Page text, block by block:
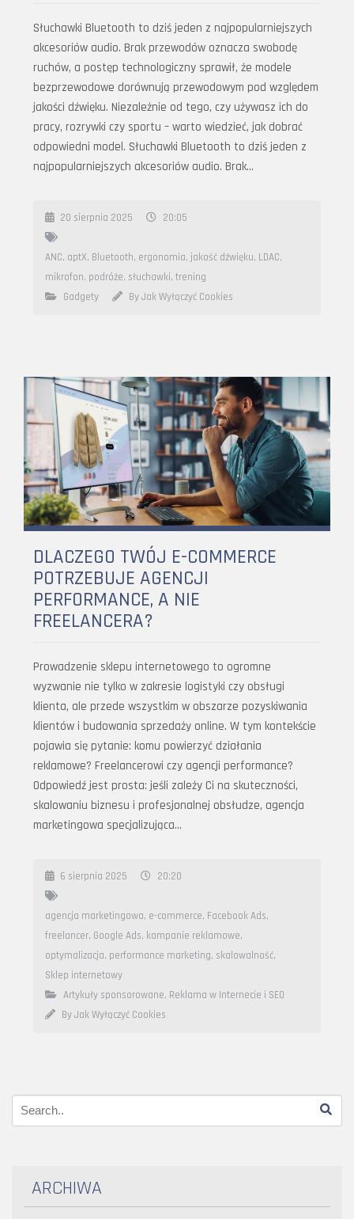
Słuchawki Bluetooth to dziś jeden z najpopularniejszych
akcesoriów audio. Brak przewodów oznacza swobodę
ruchów, a postęp technologiczny sprawił, że modele
bezprzewodowe dorównują przewodowym pod względem
jakości dźwięku. Niezależnie od tego, czy używasz ich do
pracy, rozrywki czy sportu – warto wiedzieć, jak dobrać
odpowiedni model. Słuchawki Bluetooth to dziś jeden z
najpopularniejszych akcesoriów audio. Brak…
20 sierpnia 2025 20:05
ANC, aptX, Bluetooth, ergonomia, jakość dźwięku, LDAC,
mikrofon, podróże, słuchawki, trening
Gadgety
By Jak Wyłączyć Cookies
DLACZEGO TWÓJ E-COMMERCE
POTRZEBUJE AGENCJI
PERFORMANCE, A NIE
FREELANCERA?
Prowadzenie sklepu internetowego to ogromne
wyzwanie nie tylko w zakresie logistyki czy obsługi
klienta, ale przede wszystkim w obszarze pozyskiwania
klientów i budowania sprzedaży online. W tym kontekście
pojawia się pytanie: komu powierzyć działania
reklamowe? Freelancerowi czy agencji performance?
Odpowiedź jest prosta: jeśli zależy Ci na skuteczności,
skalowaniu biznesu i profesjonalnej obsłudze, agencja
marketingowa specjalizująca…
6 sierpnia 2025 20:20
agencja marketingowa, e-commerce, Facebook Ads,
freelancer, Google Ads, kampanie reklamowe,
optymalizacja, performance marketing, skalowalność,
Sklep internetowy
Artykuły sponsorowane, Reklama w Internecie i SEO
By Jak Wyłączyć Cookies
ARCHIWA